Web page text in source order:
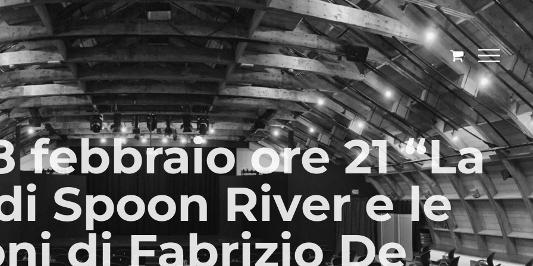
febbraio ore 21 “La
Spoon River e le
di Fabrizio De